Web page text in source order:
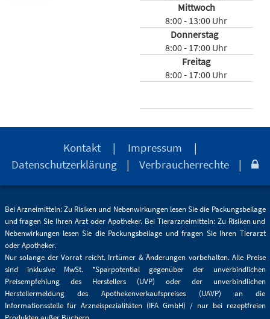
Mittwoch
8:00 - 13:00 Uhr
Donnerstag
8:00 - 17:00 Uhr
Freitag
8:00 - 17:00 Uhr
Kontakt | Impressum |
Datenschutzerklärung | Verbraucherrechte | 
Bei Arzneimitteln: Zu Risiken und Nebenwirkungen lesen Sie die Packungsbeilage
und fragen Sie Ihren Arzt oder Apotheker. Bei Tierarzneimitteln: Zu Risiken und
Nebenwirkungen lesen Sie die Packungsbeilage und fragen Sie Ihren Tierarzt
oder Apotheker.
Nur solange der Vorrat reicht. Irrtümer & Änderungen vorbehalten. Alle Preise
sind inklusive MwSt. *Sparpotential gegenüber der unverbindlichen
Preisempfehlung des Herstellers (UVP) oder der unverbindlichen
Herstellermeldung des Apothekenverkaufspreises (UAVP) an die
Informationsstelle für Arzneispezialitäten (IFA GmbH) / nur bei rezeptfreien